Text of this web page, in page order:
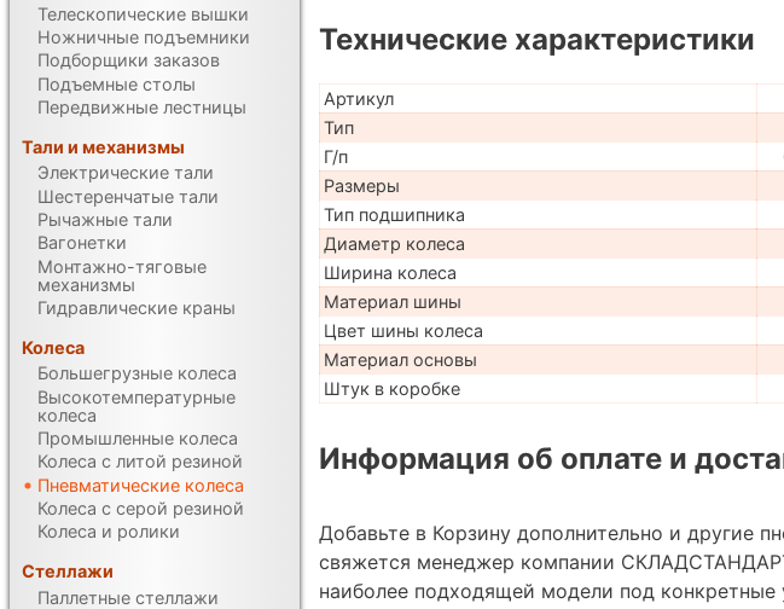
Технические характеристики
Артикул
Тип
Г/п
Размеры
Тип подшипника
Диаметр колеса
Ширина колеса
Материал шины
Цвет шины колеса
Материал основы
Штук в коробке
Информация об оплате и
Добавьте в Корзину дополнительно и другие
свяжется менеджер компании
наиболее подходящей модели под конкретные
Телескопические вышки
Ножничные подъемники
Подборщики заказов
Подъемные столы
Передвижные лестницы
Тали и механизмы
Электрические тали
Шестеренчатые тали
Рычажные тали
Вагонетки
Монтажно-тяговые
механизмы
Гидравлические краны
Колеса
Большегрузные колеса
Высокотемпературные
колеса
Промышленные колеса
Колеса с литой резиной
Пневматические колеса
Колеса с серой резиной
Колеса и ролики
Стеллажи
Паллетные стеллажи